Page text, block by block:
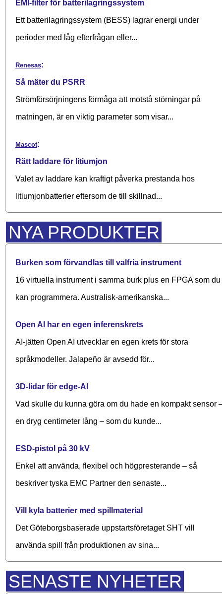
EMI-filter för batterilagringssystem
Ett batterilagringssystem (BESS) lagrar energi under
perioder med låg efterfrågan eller...
Renesas:
Så mäter du PSRR
Strömförsörjningens förmåga att motstå störningar på
matningen, är en viktig parameter som visar...
Mascot:
Rätt laddare för litiumjon
Valet av laddare kan kraftigt påverka prestanda hos
litiumjonbatterier eftersom de till skillnad...
NYA PRODUKTER
Burken som förvandlas till valfria instrument
16 virtuella instrument i samma burk plus en FPGA som du
kan programmera. Australisk-amerikanska...
Open AI har en egen inferenskrets
AI-jätten Open AI utvecklar en egen krets för stora
språkmodeller. Jalapeño är avsedd för...
3D-lidar för edge-AI
Vad skulle du kunna göra om du hade en kompakt sensor
en dryg centimeter lång – som du kunde...
ESD-pistol på 30 kV
Enkel att använda, flexibel och högpresterande – så
beskriver tyska EMC Partner den senaste...
Vill kyla batterier med spillmaterial
Det Göteborgsbaserade upp­starts­företaget SHT vill
använda spill från produktionen av sina...
SENASTE NYHETER